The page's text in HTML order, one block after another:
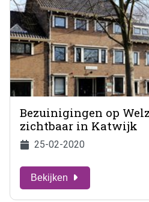
Bezuinigingen op
zichtbaar in Katwijk
25-02-2020
Bekijken